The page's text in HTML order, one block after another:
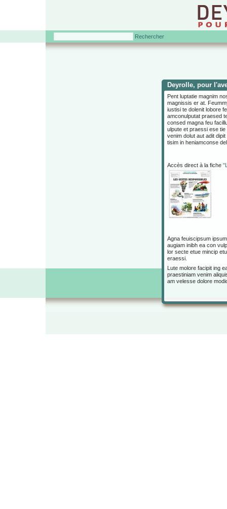
Rechercher
Deyrolle, pour
Pent luptatie magnim
magnissis er at.
iustisi te dolenit lobore
amconulputat praesed
consed magna feu
ulpute et praessi ese
venim dolut aut adit
tisim in heniamconse
Accès direct à la fiche
Agna feuiscipsum
augiam inibh ea con
lor secte etue mincip
eraessi.
Lute molore facipit ing
praestiniam venim
am velesse dolore